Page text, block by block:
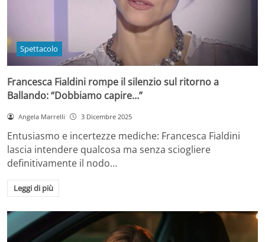
Spettacolo
Francesca Fialdini rompe il silenzio sul ritorno a
Ballando: “Dobbiamo capire…”
Angela Marrelli 3 Dicembre 2025
Entusiasmo e incertezze mediche: Francesca Fialdini
lascia intendere qualcosa ma senza sciogliere
definitivamente il nodo…
Leggi di più